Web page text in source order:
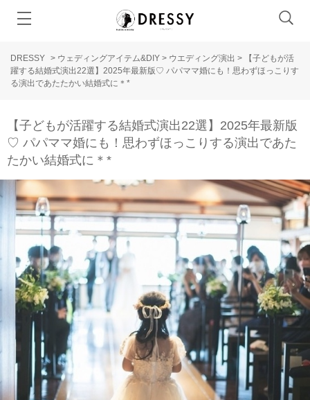
DRESSY > ウェディングアイテム&DIY > ウエディング演出 >
【子どもが活
躍する結婚式演出22選】2025年最新版♡ パパママ婚にも！思わずほっこりす
る演出であたたかい結婚式に＊*
【子どもが活躍する結婚式演出22選】2025年最新版
♡ パパママ婚にも！思わずほっこりする演出であた
たかい結婚式に＊*